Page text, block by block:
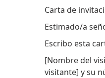
Carta de
Estimado/a
Escribo esta
[Nombre del
visitante] y su